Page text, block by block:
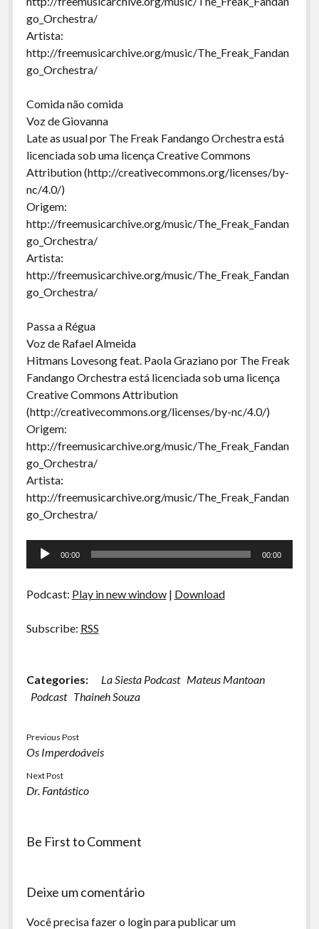
go_Orchestra/
Artista:
http://freemusicarchive.org/music/The_Freak_Fandan
go_Orchestra/
Comida não comida
Voz de Giovanna
Late as usual por The Freak Fandango Orchestra está
licenciada sob uma licença Creative Commons
Attribution (http://creativecommons.org/licenses/by-
nc/4.0/)
Origem:
http://freemusicarchive.org/music/The_Freak_Fandan
go_Orchestra/
Artista:
http://freemusicarchive.org/music/The_Freak_Fandan
go_Orchestra/
Passa a Régua
Voz de Rafael Almeida
Hitmans Lovesong feat. Paola Graziano por The Freak
Fandango Orchestra está licenciada sob uma licença
Creative Commons Attribution
(http://creativecommons.org/licenses/by-nc/4.0/)
Origem:
http://freemusicarchive.org/music/The_Freak_Fandan
go_Orchestra/
Artista:
http://freemusicarchive.org/music/The_Freak_Fandan
go_Orchestra/
Tocador
00:00 00:00
Podcast: Play in new window| Download
Subscribe: RSS
Categories: La Siesta Podcast Mateus Mantoan
Podcast Thaineh Souza
Previous Post
Os Imperdoáveis
Next Post
Dr. Fantástico
Be First to Comment
Deixe um comentário
Você precisa fazer o loginpara publicar um